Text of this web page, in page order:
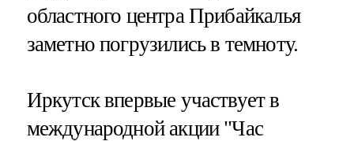
областного центра Прибайкалья
заметно погрузились в темноту.
Иркутск впервые участвует в
международной акции "Час